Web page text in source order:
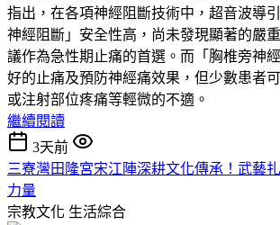
指出，在各項神經阻斷技術中，超音波導
神經阻斷」安全性高，尚未發現顯著的嚴
議作為急性期止痛的首選。而「胸椎旁神
好的止痛及預防神經痛效果，但少數患者
或注射部位疼痛等輕微的不適。
繼續閱讀
3天前
三寮灣田隆宮宋江陣深耕文化傳承！武藝
力量
宗教文化 生活綜合